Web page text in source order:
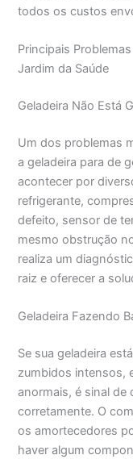
todos os custos
Principais
Jardim da Saúde
Geladeira Não Está
Um dos problemas
a geladeira para de
acontecer por
refrigerante,
defeito, sensor de
mesmo obstrução
realiza um
raiz e oferecer a
Geladeira Fazendo
Se sua geladeira
zumbidos intensos,
anormais, é sinal de
corretamente. O
os amortecedores
haver algum